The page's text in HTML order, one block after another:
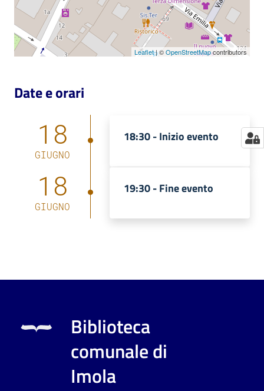
Avvisi
Orari Leaflet| ©OpenStreetMapcontributors
Date e orari
18
GIUGNO
18:30 -Inizio evento
18
GIUGNO
19:30 -Fine evento
Biblioteca
comunale di
Imola